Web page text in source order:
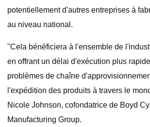
potentiellement d'autres entreprises à
au niveau national.
"Cela bénéficiera à l'ensemble de
en offrant un délai d'exécution plus
problèmes de chaîne
l'expédition des produits à travers le
Nicole Johnson, cofondatrice de Boyd
Manufacturing Group.